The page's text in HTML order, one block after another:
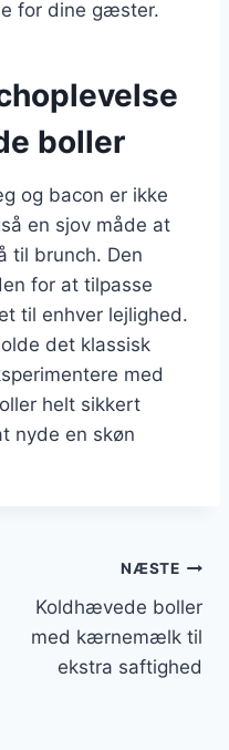
for dine gæster.
boller
og bacon er ikke
en sjov måde at
til brunch. Den
for at tilpasse
til enhver lejlighed.
det klassisk
med
helt sikkert
nyde en skøn
NÆSTE
Koldhævede boller
med kærnemælk til
ekstra saftighed